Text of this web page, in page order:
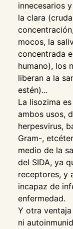
innecesarios
la clara
mocos, la
concentrada
humano), los
liberan a la
estén)...
La lisozima
ambos usos,
herpesvirus,
Gram-,
medio de la
del SIDA, ya
receptores, y
incapaz de
enfermedad.
Y otra
ni